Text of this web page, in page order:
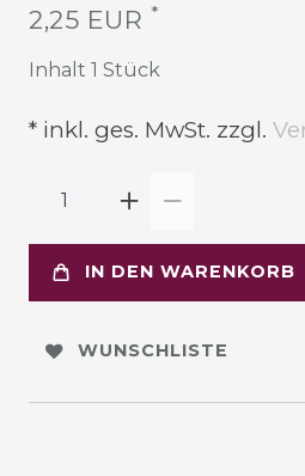
2,25 EUR *
Inhalt 1 Stück
* inkl. ges. MwSt. zzgl.
IN DEN WARENKORB
WUNSCHLISTE